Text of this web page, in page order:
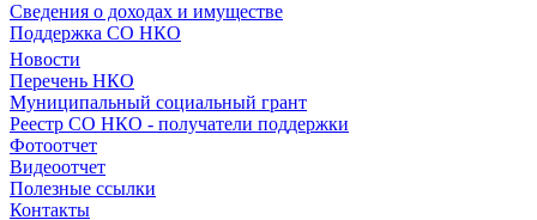
Сведения о доходах и имуществе
Поддержка СО НКО
Новости
Перечень НКО
Муниципальный социальный грант
Реестр СО НКО - получатели поддержки
Фотоотчет
Видеоотчет
Полезные ссылки
Контакты